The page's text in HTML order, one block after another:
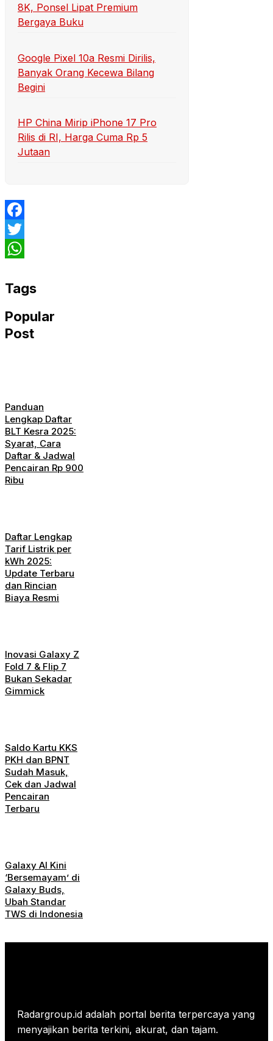
8K, Ponsel Lipat Premium
Bergaya Buku
Google Pixel 10a Resmi Dirilis,
Banyak Orang Kecewa Bilang
Begini
HP China Mirip iPhone 17 Pro
Rilis di RI, Harga Cuma Rp 5
Jutaan
Facebook
Twitter
Tags
Popular
Post
Panduan
Lengkap Daftar
BLT Kesra 2025:
Syarat, Cara
Daftar & Jadwal
Pencairan Rp 900
Ribu
Daftar Lengkap
Tarif Listrik per
kWh 2025:
Update Terbaru
dan Rincian
Biaya Resmi
Inovasi Galaxy Z
Fold 7 & Flip 7
Bukan Sekadar
Gimmick
Saldo Kartu KKS
PKH dan BPNT
Sudah Masuk,
Cek dan Jadwal
Pencairan
Terbaru
Galaxy AI Kini
‘Bersemayam’ di
Galaxy Buds,
Ubah Standar
TWS di Indonesia
Radargroup.id adalah portal berita terpercaya yang
menyajikan berita terkini, akurat, dan tajam.